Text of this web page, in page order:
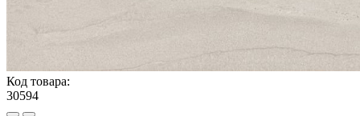
Код товара:
30594